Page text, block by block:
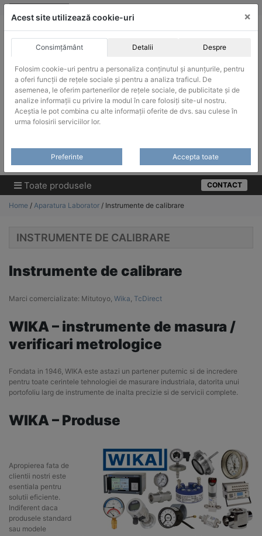
Skip
ACHIZITII PUBLICE
Produsele pot fi achizitionate si in sistemul SEAP / SICAP
Products
Toate produsele CONTACT
Home / Aparatura Laborator / Instrumente de calibrare
INSTRUMENTE DE CALIBRARE
Instrumente de calibrare
Marci comercializate: Mitutoyo, Wika TcDirect
WIKA – instrumente de masura /
verificari metrologice
Fondata in 1946, WIKA este astazi un partener puternic si de incredere
pentru toate cerintele tehnologiei de masurare industriala, datorita unui
portofoliu larg de instrumente de inalta precizie si de servicii complete.
WIKA – Produse
Apropierea fata de
clientii nostri este
esentiala pentru
solutii eficiente.
Indiferent daca
produsele standard
sau modele
Acest site utilizează cookie-uri ×
Consimțământ Detalii Despre
Folosim cookie-uri pentru a personaliza conținutul și anunțurile, pentru
a oferi funcții de rețele sociale și pentru a analiza traficul. De
asemenea, le oferim partenerilor de rețele sociale, de publicitate și de
analize informații cu privire la modul în care folosiți site-ul nostru.
Aceștia le pot combina cu alte informații oferite de dvs. sau culese în
urma folosirii serviciilor lor.
Preferinte Accepta toate